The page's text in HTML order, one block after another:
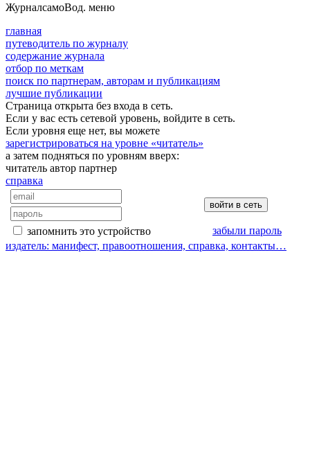
ЖурналсамоВод. меню
главная
путеводитель по журналу
содержание журнала
отбор по меткам
поиск по партнерам, авторам и публикациям
лучшие публикации
Страница открыта без входа в сеть.
Если у вас есть сетевой уровень, войдите в сеть.
Если уровня еще нет, вы можете
зарегистрироваться на уровне «читатель»
а затем подняться по уровням вверх:
читатель автор партнер
справка
запомнить это устройство
забыли пароль
издатель: манифест, правоотношения, справка, контакты…